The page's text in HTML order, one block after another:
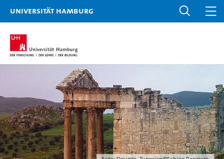
Universität Hamburg